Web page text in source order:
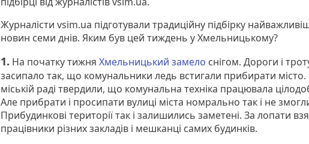
Журналісти vsim.ua підготували традиційну підбірку
новин семи днів. Яким був цей тиждень у Хмельницькому?
1. На початку тижня Хмельницький замело снігом. Дороги і
засипало так, що комунальники ледь встигали прибирати місто.
міській раді твердили, що комунальна техніка працювала
Але прибрати і просипати вулиці міста номрально так і не
Прибудинкові території так і залишились заметені. За лопати
працівники різних закладів і мешканці самих будинків.